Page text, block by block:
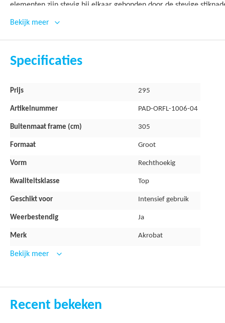
elementen zijn stevig bij elkaar gebonden door de stevige
Dikke zwarte PVC rand van 0,6 mm
Extra dik closed cell foam van 3 cm
Breedte van 38 cm om de veren en het frame netjes af te
Garantie
3 jaar
Bekijk meer
Specificaties
Meer
Prijs 295
Artikelnummer PAD-ORFL-1006-04
Buitenmaat frame (cm) 305
Formaat Groot
Vorm Rechthoekig
Kwaliteitsklasse Top
Geschikt voor Intensief gebruik
Weerbestendig Ja
Merk Akrobat
Bekijk meer
Recent bekeken